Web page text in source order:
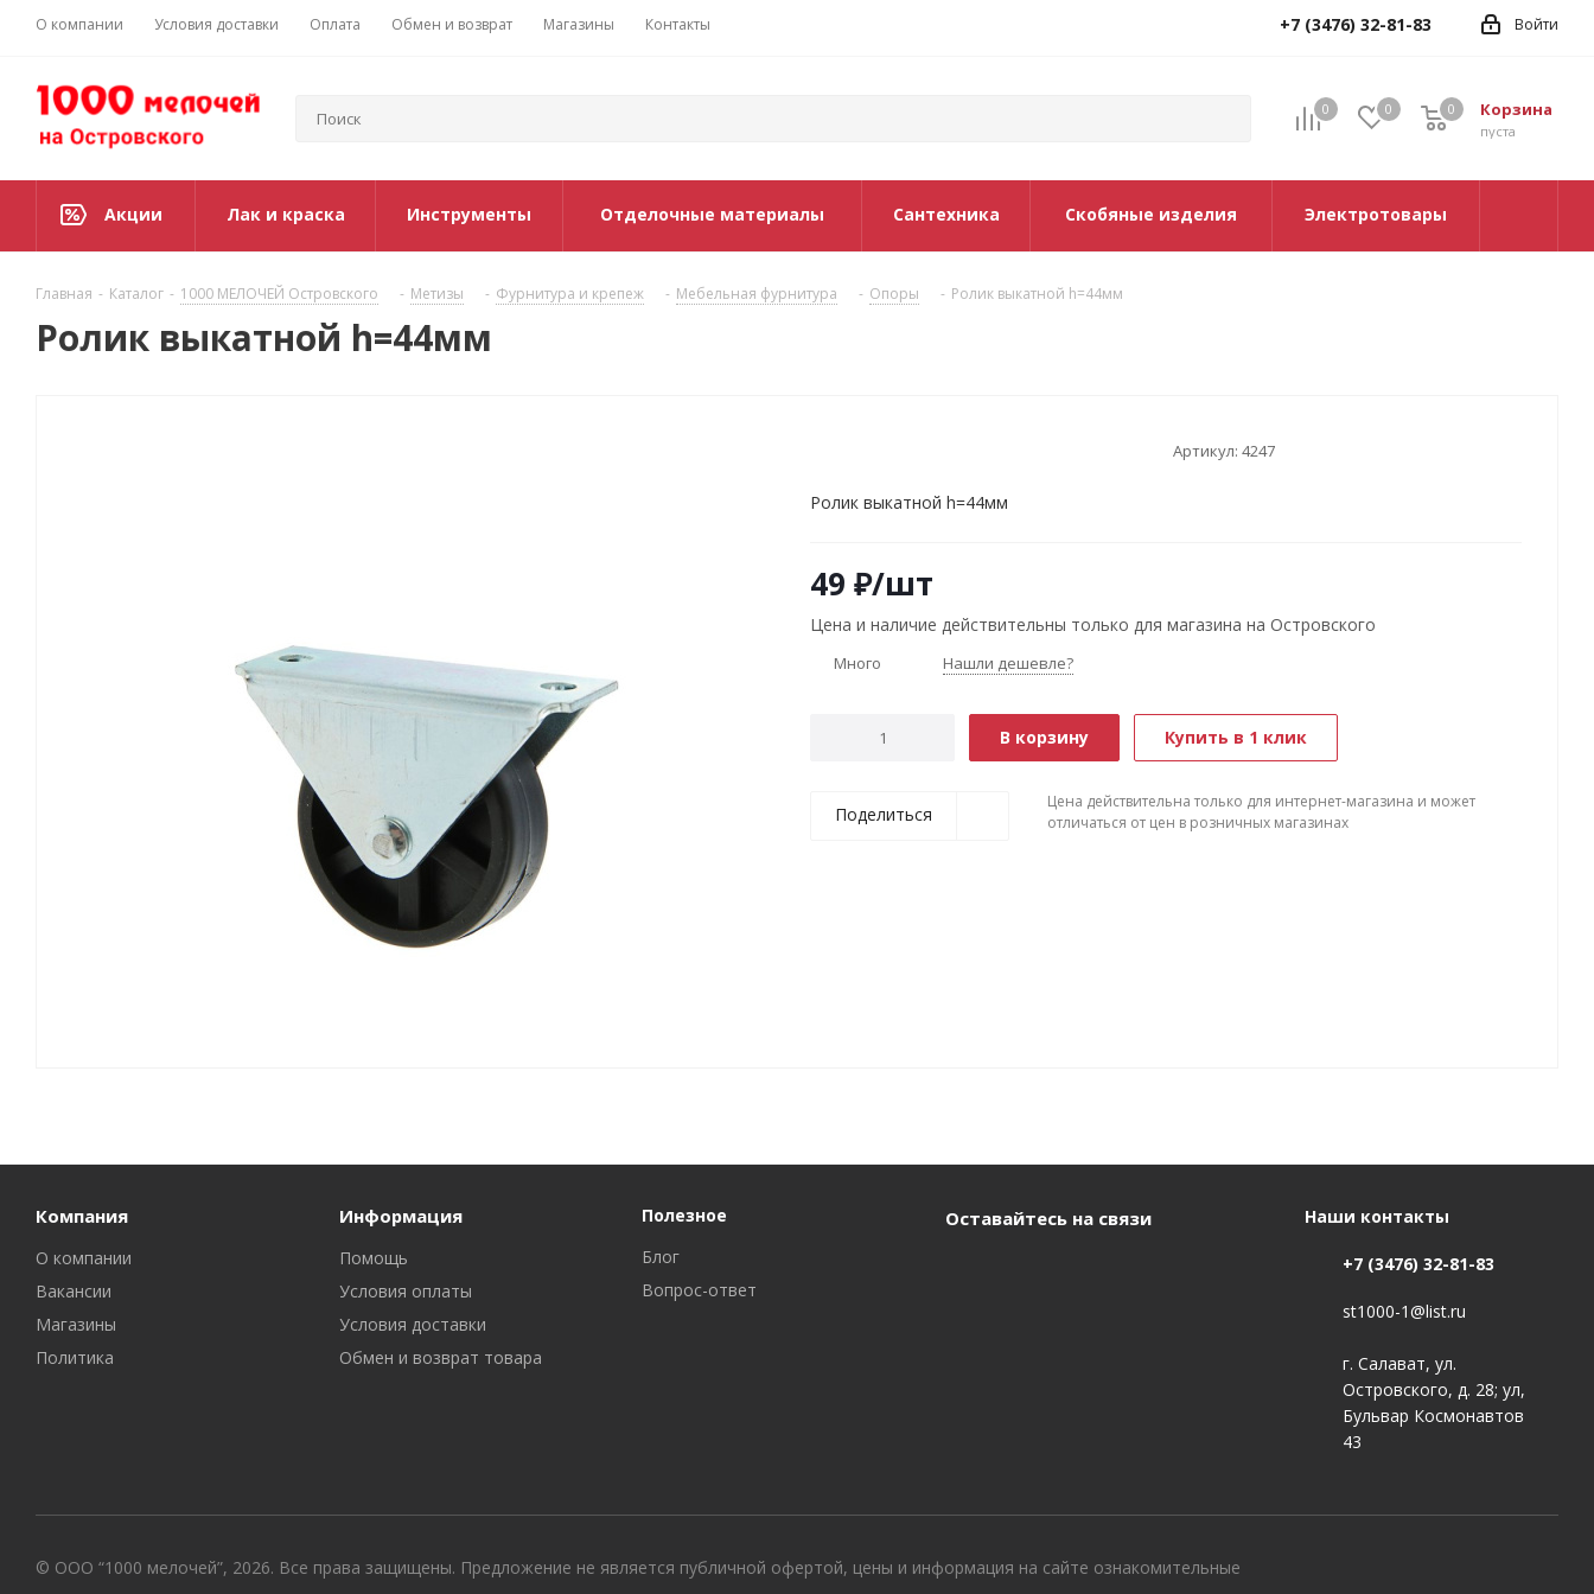
О компании Условия доставки Оплата Обмен и возврат Магазины Контакты Войти
+7 (3476) 32-81-83
0 0 Корзина
0
пуста
0
Акции Лак и краска Инструменты Отделочные материалы Сантехника Скобяные изделия Электротовары
Главная - Каталог - 1000 МЕЛОЧЕЙ Островского - Метизы - Фурнитура и крепеж - Мебельная фурнитура - Опоры - Ролик выкатной h=44мм
Ролик выкатной h=44мм
Артикул: 4247
Ролик выкатной h=44мм
49 ₽/шт
Цена и наличие действительны только для магазина на Островского
Много Нашли дешевле?
В корзину Купить в 1 клик
Поделиться
Цена действительна только для интернет-магазина и может
отличаться от цен в розничных магазинах
Компания
О компании
Вакансии
Магазины
Политика
Информация
Помощь
Условия оплаты
Условия доставки
Обмен и возврат товара
Полезное
Блог
Вопрос-ответ
Оставайтесь на связи Наши контакты
+7 (3476) 32-81-83
st1000-1@list.ru
г. Салават, ул.
Островского, д. 28; ул,
Бульвар Космонавтов
43
© ООО “1000 мелочей”, 2026. Все права защищены. Предложение не является публичной офертой, цены и информация на сайте ознакомительные